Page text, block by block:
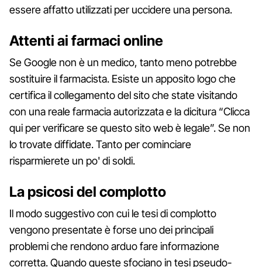
essere affatto utilizzati per uccidere una persona.
Attenti ai farmaci online
Se Google non è un medico, tanto meno potrebbe
sostituire il farmacista. Esiste un apposito logo che
certifica il collegamento del sito che state visitando
con una reale farmacia autorizzata e la dicitura “Clicca
qui per verificare se questo sito web è legale”. Se non
lo trovate diffidate. Tanto per cominciare
risparmierete un po' di soldi.
La psicosi del complotto
Il modo suggestivo con cui le tesi di complotto
vengono presentate è forse uno dei principali
problemi che rendono arduo fare informazione
corretta. Quando queste sfociano in tesi pseudo-